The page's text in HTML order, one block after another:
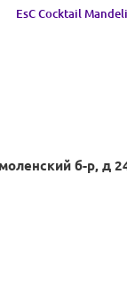
EsC Cocktail
б-р, д